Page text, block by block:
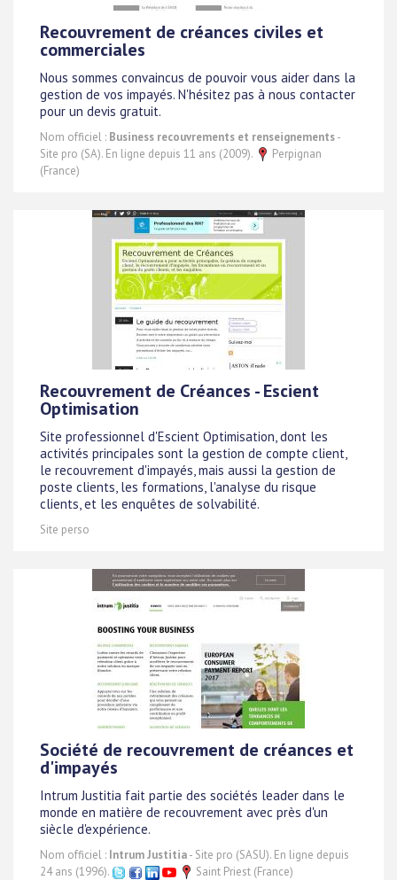
Recouvrement de créances civiles et
commerciales
Nous sommes convaincus de pouvoir vous aider dans la
gestion de vos impayés. N'hésitez pas à nous contacter
pour un devis gratuit.
Nom officiel : Business recouvrements et renseignements-
Site pro (SA). En ligne depuis 11 ans (2009).
Perpignan
(France)
Recouvrement de Créances - Escient
Optimisation
Site professionnel d'Escient Optimisation, dont les
activités principales sont la gestion de compte client,
le recouvrement d'impayés, mais aussi la gestion de
poste clients, les formations, l'analyse du risque
clients, et les enquêtes de solvabilité.
Site perso
Société de recouvrement de créances et
d'impayés
Intrum Justitia fait partie des sociétés leader dans le
monde en matière de recouvrement avec près d'un
siècle d'expérience.
Nom officiel : Intrum Justitia- Site pro (SASU). En ligne depuis
24 ans (1996).
Saint Priest (France)